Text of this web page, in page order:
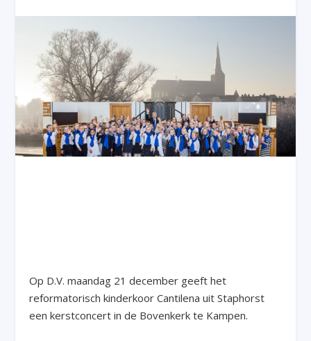
Op D.V. maandag 21 december geeft het
reformatorisch kinderkoor Cantilena uit Staphorst
een kerstconcert in de Bovenkerk te Kampen.